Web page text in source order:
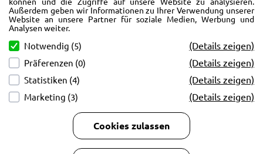
Außerdem geben wir Informationen zu Ihrer Verwendung unserer
Website an unsere Partner für soziale Medien, Werbung und
Analysen weiter.
Notwendig (5) (Details zeigen)
Präferenzen (0) (Details zeigen)
Statistiken (4) (Details zeigen)
Marketing (3) (Details zeigen)
Cookies zulassen
schlägt unser Herz rund um’s Auto. Wir bieten Ihnen Beratung,
Werkstatt, Service und natürlich Verkauf. Wollen Sie erstmal in Ruhe
von der Couch aus unsere Räder und Merchandise Artikel durchstöbern
und Ihre neuen Räder betrachten? Oder doch lieber eine Volvo Jacke
kaufen? Von Ford bis Volvo, wir bieten Ihnen tolle Fotos mit allen Infos
und schnellen Kontakt zum AutoShop Wimmer. Schreiben Sie eine Mail,
AutoCenter Wimmer GmbH & Co KG.